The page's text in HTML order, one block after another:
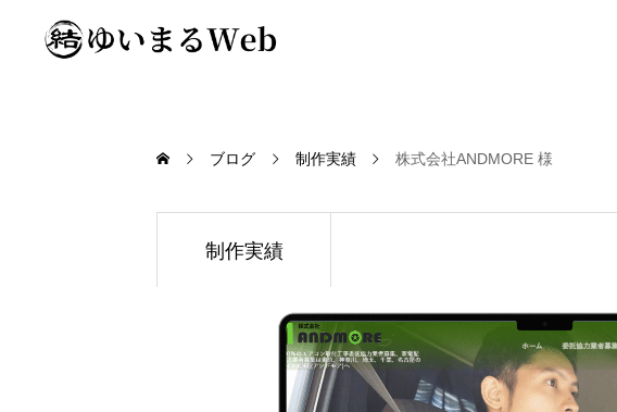
ブログ 制作実績 株式会社ANDMORE 様
制作実績